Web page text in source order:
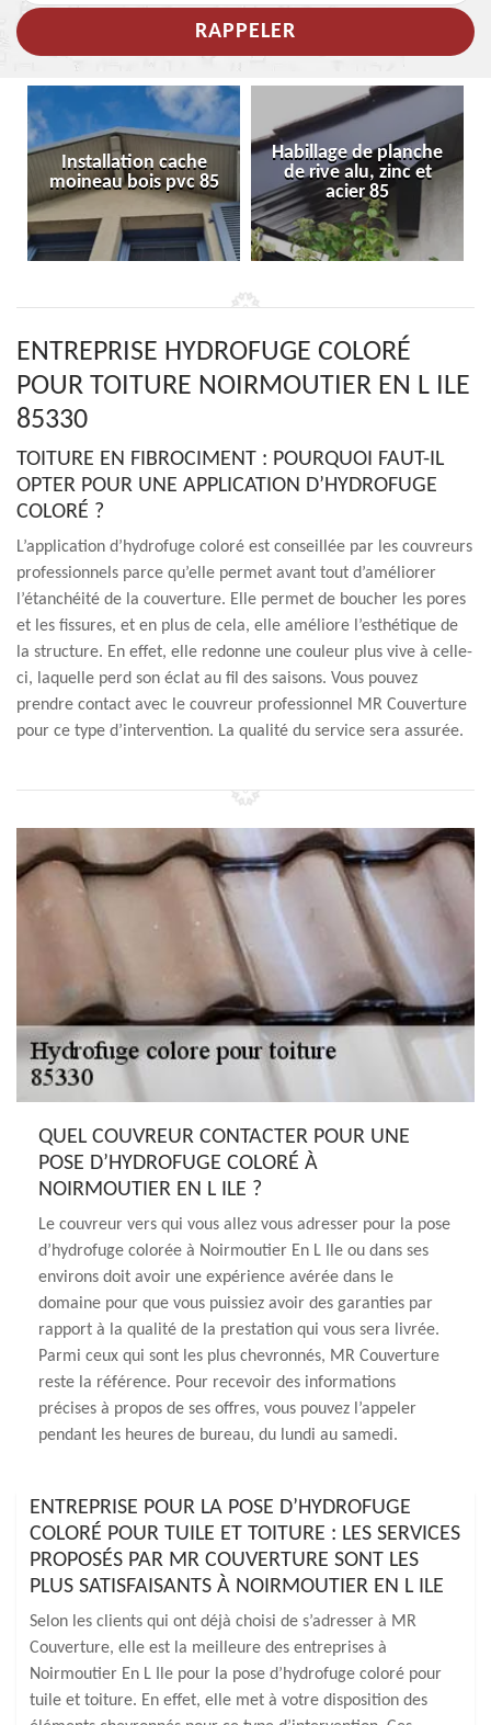
Installation cache
moineau bois pvc 85
Habillage de planche
de rive alu, zinc et
acier 85
ENTREPRISE HYDROFUGE COLORÉ
POUR TOITURE NOIRMOUTIER EN L ILE
85330
TOITURE EN FIBROCIMENT : POURQUOI FAUT-IL
OPTER POUR UNE APPLICATION D’HYDROFUGE
COLORÉ ?
L’application d’hydrofuge coloré est conseillée par les couvreurs
professionnels parce qu’elle permet avant tout d’améliorer
l’étanchéité de la couverture. Elle permet de boucher les pores
et les fissures, et en plus de cela, elle améliore l’esthétique de
la structure. En effet, elle redonne une couleur plus vive à celle-
ci, laquelle perd son éclat au fil des saisons. Vous pouvez
prendre contact avec le couvreur professionnel MR Couverture
pour ce type d’intervention. La qualité du service sera assurée.
QUEL COUVREUR CONTACTER POUR UNE
POSE D’HYDROFUGE COLORÉ À
NOIRMOUTIER EN L ILE ?
Le couvreur vers qui vous allez vous adresser pour la pose
d’hydrofuge colorée à Noirmoutier En L Ile ou dans ses
environs doit avoir une expérience avérée dans le
domaine pour que vous puissiez avoir des garanties par
rapport à la qualité de la prestation qui vous sera livrée.
Parmi ceux qui sont les plus chevronnés, MR Couverture
reste la référence. Pour recevoir des informations
précises à propos de ses offres, vous pouvez l’appeler
pendant les heures de bureau, du lundi au samedi.
ENTREPRISE POUR LA POSE D’HYDROFUGE
COLORÉ POUR TUILE ET TOITURE : LES SERVICES
PROPOSÉS PAR MR COUVERTURE SONT LES
PLUS SATISFAISANTS À NOIRMOUTIER EN L ILE
Selon les clients qui ont déjà choisi de s’adresser à MR
Couverture, elle est la meilleure des entreprises à
Noirmoutier En L Ile pour la pose d’hydrofuge coloré pour
tuile et toiture. En effet, elle met à votre disposition des